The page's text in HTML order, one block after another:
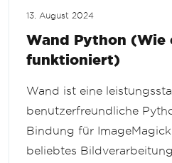
13. August 2024
Wand Python (Wie
funktioniert)
Wand ist eine
benutzerfreundliche
Bindung für
beliebtes